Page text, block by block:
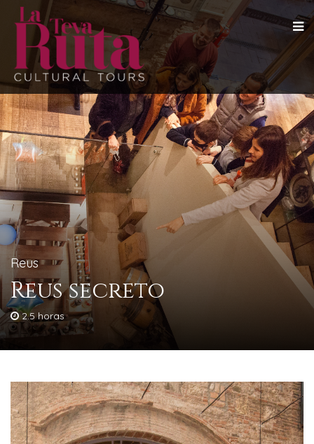
Reus
Reus secreto
2.5 horas